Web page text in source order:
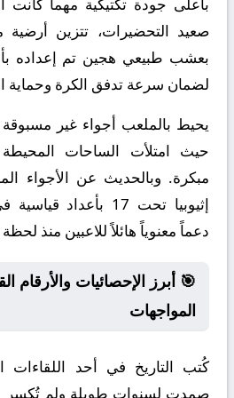
بعشب طبيعي هجين تم إعداده
لضمان سرعة تدفق الكرة وحماية
يحيط بالملعب أجواء غير
حيث امتلأت الساحات
مبكرة. وبالحديث عن الأجواء
إثيوبيا تحت 17
دعماً معنوياً هائلاً للاعبين منذ
🎯 أبرز الإحصائيات والأرقام
المواجهات
كُتب التاريخ في أحد اللقاءات
صمدت لسنوات طويلة ولم تُكسر